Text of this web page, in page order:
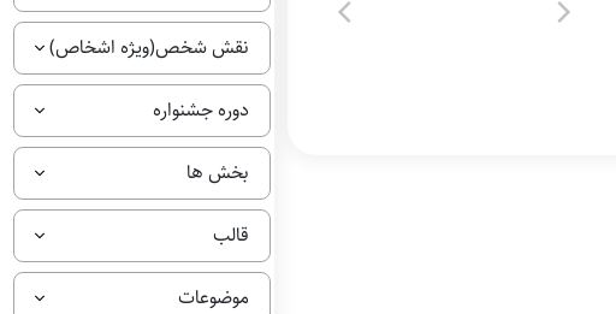
نقش شخص(ویژه اشخاص)
دوره جشنواره
بخش ها
قالب
موضوعات